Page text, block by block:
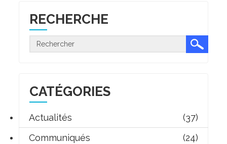
RECHERCHE
CATÉGORIES
Actualités
(37)
Communiqués
(24)